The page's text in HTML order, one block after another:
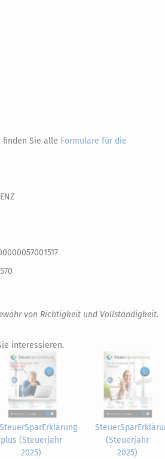
finden Sie alle Formulare für die
von Richtigkeit und Vollständigkeit.
interessieren.
SteuerSparErklärung
plus (Steuerjahr
2025)
(Steuerjahr
2025)